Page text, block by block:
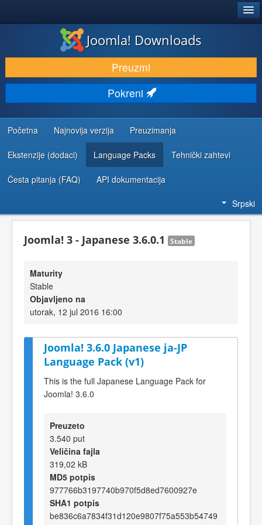
PREUZIMANJE I PROŠIRENJA (EKSTENZIJE)
OTKRIJTE I NAUČITE
ZAJEDNICA I PODRŠKA
RESURSI ZA RAZVOJ
Joomla! Downloads
Preuzmi
Pokreni
Početna Najnovija verzija Preuzimanja
Ekstenzije (dodaci) Language Packs Tehnički zahtevi
Česta pitanja (FAQ) API dokumentacija
Srpski
Joomla! 3 - Japanese 3.6.0.1 Stable
Maturity
Stable
Objavljeno na
utorak, 12 jul 2016 16:00
Joomla! 3.6.0 Japanese ja-JP
Language Pack (v1)
This is the full Japanese Language Pack for
Joomla! 3.6.0
Preuzeto
3.540 put
Veličina fajla
319,02 kB
MD5 potpis
977766b3197740b970f5d8ed7600927e
SHA1 potpis
be836c6a7834f31d120e9807f75a553b54749